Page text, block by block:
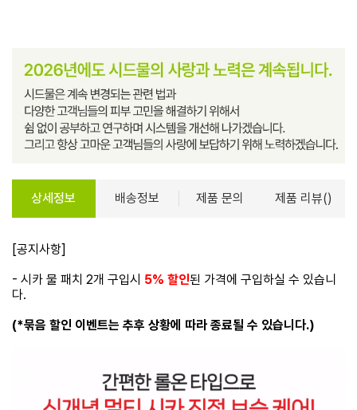
상세정보 배송정보 제품 문의 제품 리뷰()
[공지사항]
- 시카 물 패치 2개 구입시 5% 할인된 가격에 구입하실 수 있습니
다.
(*묶음 할인 이벤트는 추후 상황에 따라 종료될 수 있습니다.)